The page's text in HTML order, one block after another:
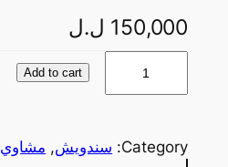
150,000 ل.ل
ع
Add to cart
Category: سندويش, مشاوي